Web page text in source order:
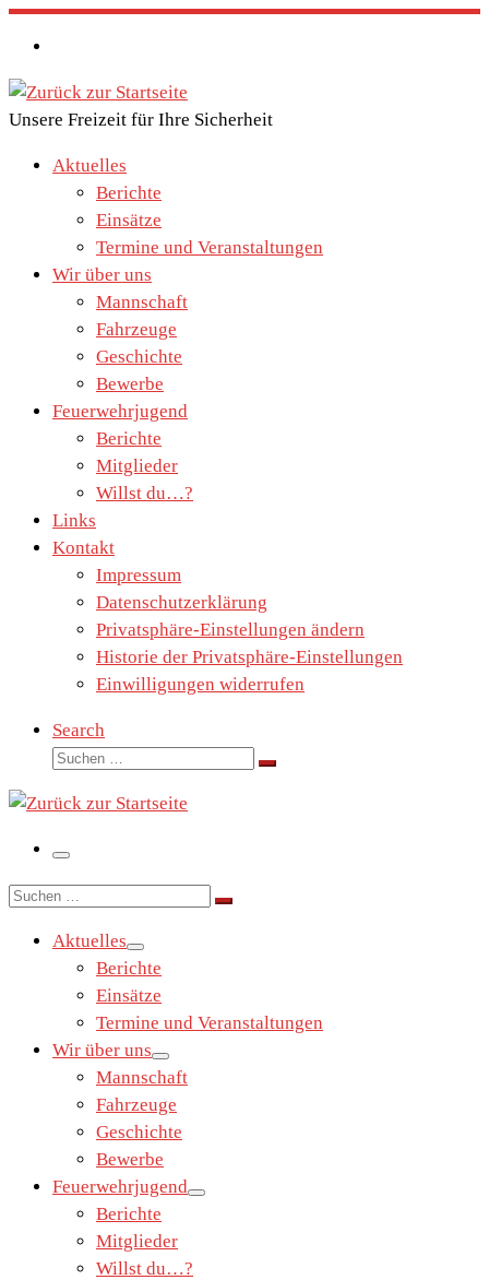
Zum
Inhalt
springen
Unsere Freizeit für Ihre Sicherheit
Aktuelles
Berichte
Einsätze
Termine und Veranstaltungen
Wir über uns
Mannschaft
Fahrzeuge
Geschichte
Bewerbe
Feuerwehrjugend
Berichte
Mitglieder
Willst du…?
Links
Kontakt
Impressum
Datenschutzerklärung
Privatsphäre-Einstellungen ändern
Historie der Privatsphäre-Einstellungen
Einwilligungen widerrufen
Search
Suche
Suchen …
Menü
Suche
Suchen …
Aktuelles
Berichte
Einsätze
Termine und Veranstaltungen
Wir über uns
Mannschaft
Fahrzeuge
Geschichte
Bewerbe
Feuerwehrjugend
Berichte
Mitglieder
Willst du…?